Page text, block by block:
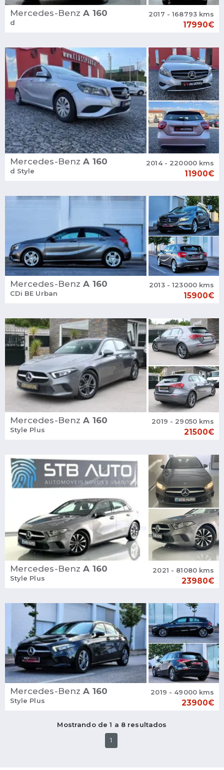
Mercedes-Benz A 160
d
2017 - 168793 kms
17990€
Mercedes-Benz A 160
d Style
2014 - 220000 kms
11900€
Mercedes-Benz A 160
CDi BE Urban
2013 - 123000 kms
15900€
Mercedes-Benz A 160
Style Plus
2019 - 29050 kms
21500€
Mercedes-Benz A 160
Style Plus
2021 - 81080 kms
23980€
Mercedes-Benz A 160
Style Plus
2019 - 49000 kms
23900€
Mostrando de 1 a 8 resultados
1